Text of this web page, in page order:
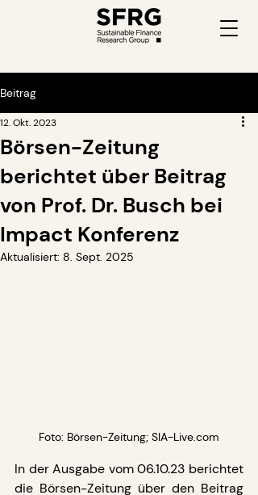
Beitrag
Börsen-Zeitung
berichtet über Beitrag
von Prof. Dr. Busch bei
Impact Konferenz
12. Okt. 2023
Aktualisiert: 8. Sept. 2025
Foto: Börsen-Zeitung; SIA-Live.com
In der Ausgabe vom 06.10.23 berichtet
die Börsen-Zeitung über den Beitrag